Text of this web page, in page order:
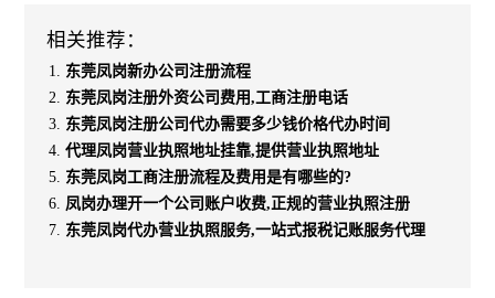
相关推荐：
东莞凤岗新办公司注册流程
东莞凤岗注册外资公司费用,工商注册电话
东莞凤岗注册公司代办需要多少钱价格代办时间
代理凤岗营业执照地址挂靠,提供营业执照地址
东莞凤岗工商注册流程及费用是有哪些的?
凤岗办理开一个公司账户收费,正规的营业执照注册
东莞凤岗代办营业执照服务,一站式报税记账服务代理